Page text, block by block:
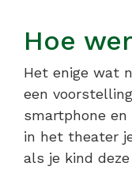
Hoe
Het enige wat
een
smartphone en
in het theater
als je kind